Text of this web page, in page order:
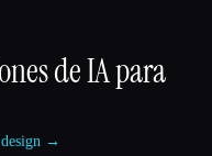
de IA para
design →